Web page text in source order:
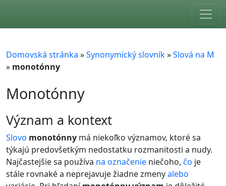
Domovská stránka »Synonymický slovník»Slová na M
» monotónny
Monotónny
význam a kontext
Slovo monotónny má niekoľko významov, ktoré sa
týkajú predovšetkým nedostatku rozmanitosti a nudy.
Najčastejšie sa používa na označenie niečoho, čo je
stále rovnaké a neprejavuje žiadne zmenyalebo